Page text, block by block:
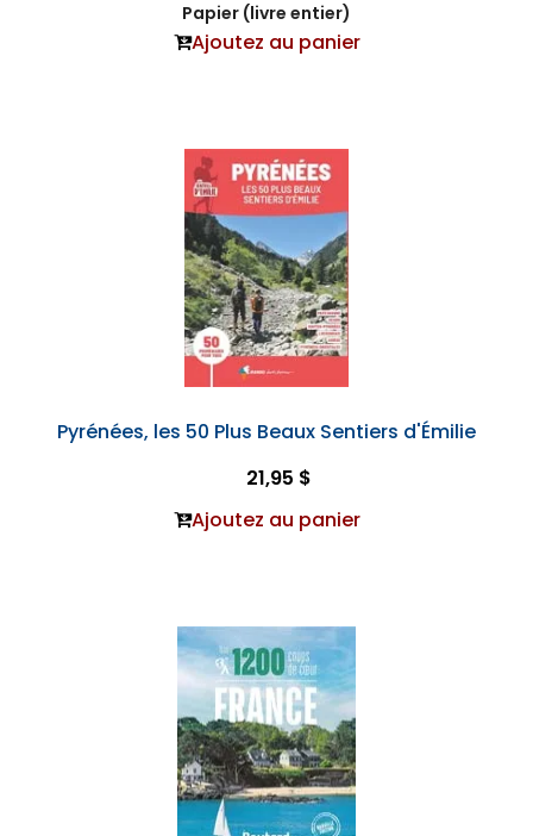
Papier (livre entier)
Ajoutez au panier
Pyrénées, les 50 Plus Beaux Sentiers d'Émilie
21,95 $
Ajoutez au panier